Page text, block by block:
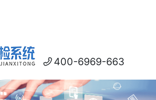
400-6969-663